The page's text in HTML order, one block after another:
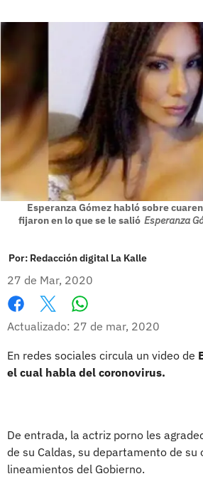
Esperanza Gómez habló sobre
fijaron en lo que se le salió Esperanza
Por: Redacción digital La Kalle
27 de Mar, 2020
Facebook
X
Actualizado: 27 de mar, 2020
En redes sociales circula un video de
el cual habla del coronovirus.
De entrada, la actriz porno les
de su Caldas, su departamento de su
lineamientos del Gobierno.